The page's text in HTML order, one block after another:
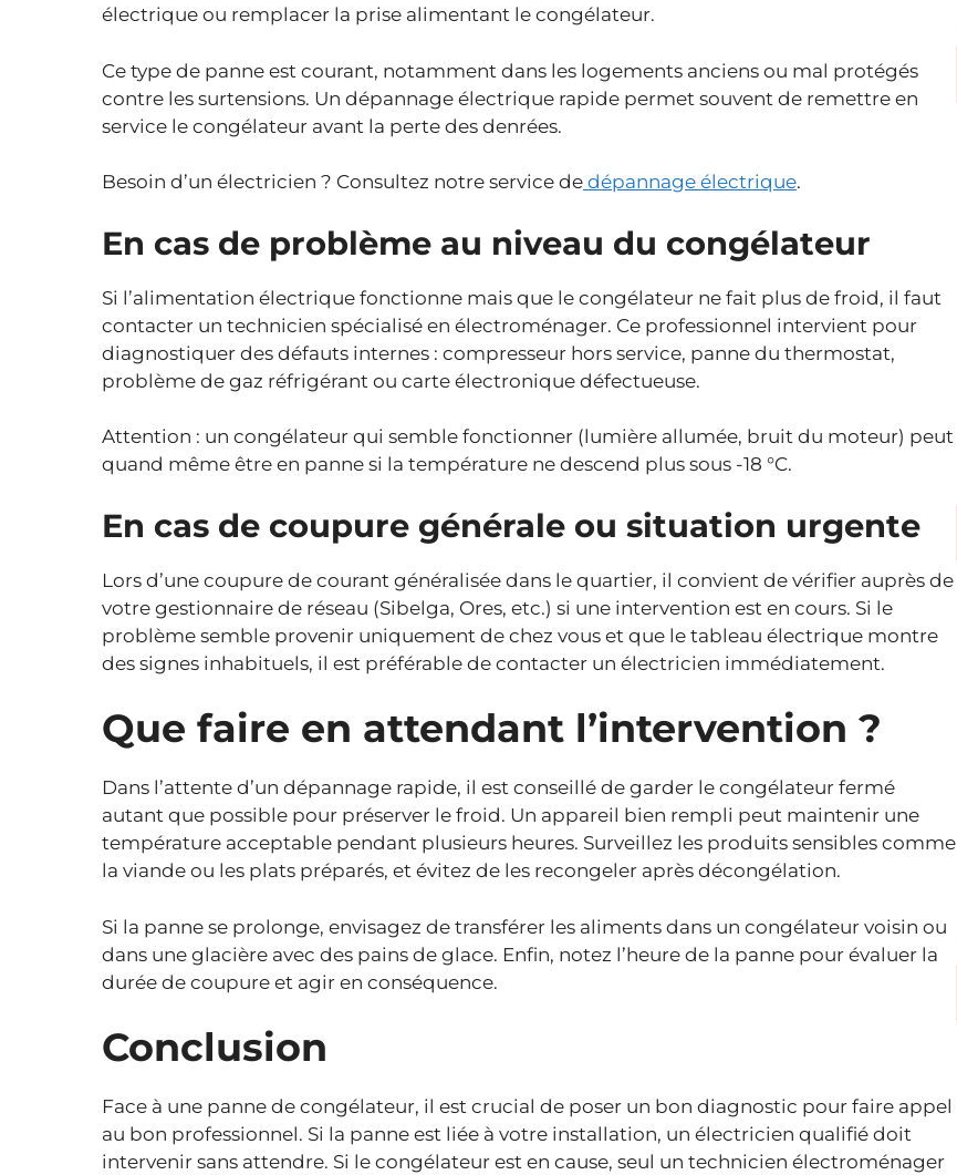
électrique ou remplacer la prise alimentant le congélateur.
Ce type de panne est courant, notamment dans les logements anciens ou mal protégés
contre les surtensions. Un dépannage électrique rapide permet souvent de remettre en
service le congélateur avant la perte des denrées.
Besoin d’un électricien ? Consultez notre service de dépannage électrique.
En cas de problème au niveau du congélateur
Si l’alimentation électrique fonctionne mais que le congélateur ne fait plus de froid, il faut
contacter un technicien spécialisé en électroménager. Ce professionnel intervient pour
diagnostiquer des défauts internes : compresseur hors service, panne du thermostat,
problème de gaz réfrigérant ou carte électronique défectueuse.
Attention : un congélateur qui semble fonctionner (lumière allumée, bruit du moteur) peut
quand même être en panne si la température ne descend plus sous -18 °C.
En cas de coupure générale ou situation urgente
Lors d’une coupure de courant généralisée dans le quartier, il convient de vérifier auprès de
votre gestionnaire de réseau (Sibelga, Ores, etc.) si une intervention est en cours. Si le
problème semble provenir uniquement de chez vous et que le tableau électrique montre
des signes inhabituels, il est préférable de contacter un électricien immédiatement.
Que faire en attendant l’intervention ?
Dans l’attente d’un dépannage rapide, il est conseillé de garder le congélateur fermé
autant que possible pour préserver le froid. Un appareil bien rempli peut maintenir une
température acceptable pendant plusieurs heures. Surveillez les produits sensibles comme
la viande ou les plats préparés, et évitez de les recongeler après décongélation.
Si la panne se prolonge, envisagez de transférer les aliments dans un congélateur voisin ou
dans une glacière avec des pains de glace. Enfin, notez l’heure de la panne pour évaluer la
durée de coupure et agir en conséquence.
Conclusion
Face à une panne de congélateur, il est crucial de poser un bon diagnostic pour faire appel
au bon professionnel. Si la panne est liée à votre installation, un électricien qualifié doit
intervenir sans attendre. Si le congélateur est en cause, seul un technicien électroménager